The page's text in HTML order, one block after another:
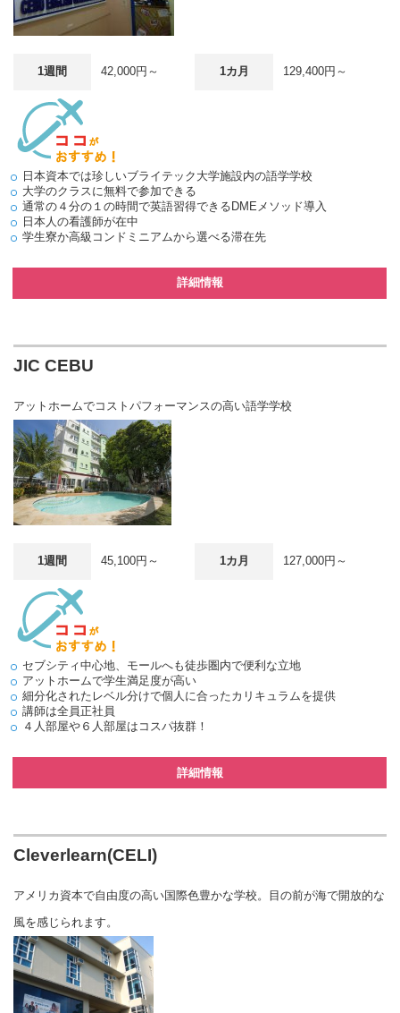
1週間 42,000円～ 1カ月 129,400円～
日本資本では珍しいブライテック大学施設内の語学学校
大学のクラスに無料で参加できる
通常の４分の１の時間で英語習得できるDMEメソッド導入
日本人の看護師が在中
学生寮か高級コンドミニアムから選べる滞在先
詳細情報
JIC CEBU
アットホームでコストパフォーマンスの高い語学学校
1週間 45,100円～ 1カ月 127,000円～
セブシティ中心地、モールへも徒歩圏内で便利な立地
アットホームで学生満足度が高い
細分化されたレベル分けで個人に合ったカリキュラムを提供
講師は全員正社員
４人部屋や６人部屋はコスパ抜群！
詳細情報
Cleverlearn(CELI)
アメリカ資本で自由度の高い国際色豊かな学校。目の前が海で開放的な
風を感じられます。